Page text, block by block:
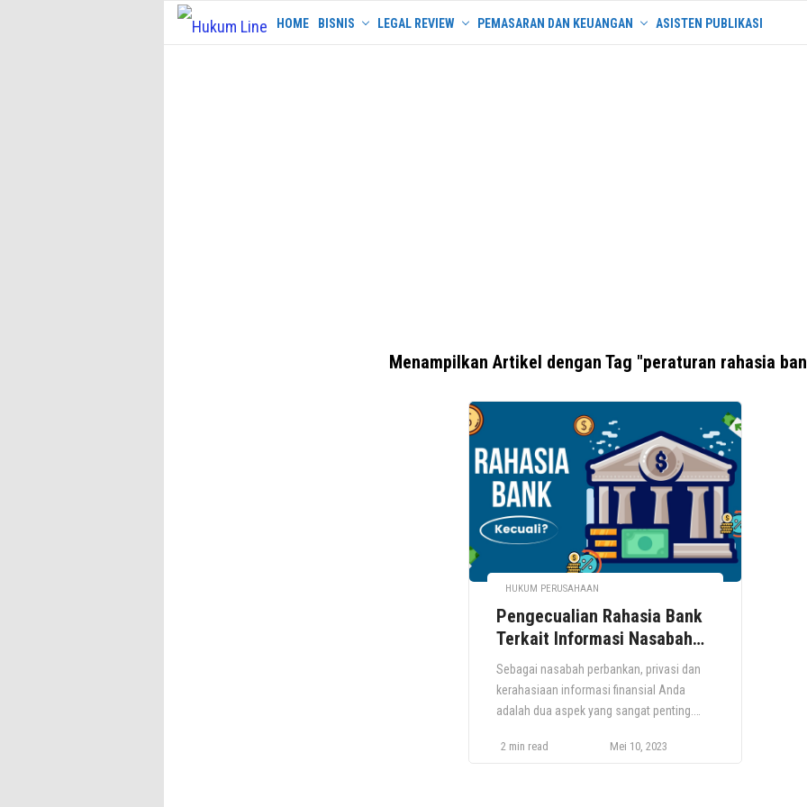
Skip
HOME BISNIS LEGAL REVIEW PEMASARAN DAN KEUANGAN ASISTEN PUBLIKASI
Menampilkan Artikel dengan Tag "peraturan rahasia
HUKUM PERUSAHAAN
Pengecualian Rahasia Bank
Terkait Informasi Nasabah
dalam Kasus Hukum
Sebagai nasabah perbankan, privasi dan
kerahasiaan informasi finansial Anda
adalah dua aspek yang sangat penting.
bagaimana bank menjaga kerahasiaan
2 min read Mei 10, 2023